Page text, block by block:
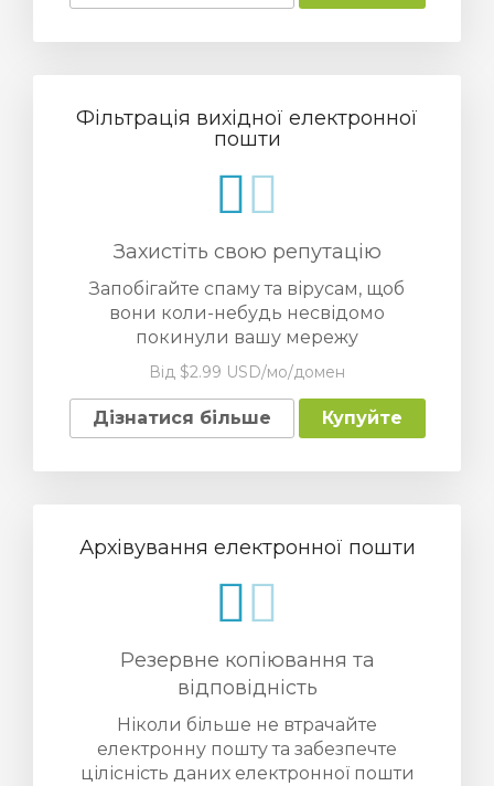
Фільтрація вихідної електронної
пошти
Захистіть свою репутацію
Запобігайте спаму та вірусам, щоб
вони коли-небудь несвідомо
покинули вашу мережу
Від $2.99 USD/мо/домен
Дізнатися більше Купуйте
Архівування електронної пошти
Резервне копіювання та
відповідність
Ніколи більше не втрачайте
електронну пошту та забезпечте
цілісність даних електронної пошти